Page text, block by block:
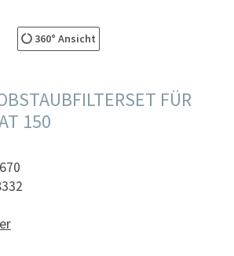
360° Ansicht
FÜR
150